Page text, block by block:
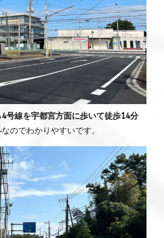
号線を宇都宮方面に歩いて徒歩14分
のでわかりやすいです。